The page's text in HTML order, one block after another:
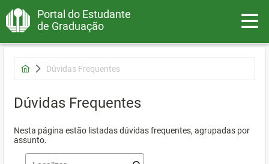
Portal do Estudante
de Graduação
Dúvidas Frequentes
Dúvidas Frequentes
Nesta página estão listadas dúvidas frequentes, agrupadas por
assunto.